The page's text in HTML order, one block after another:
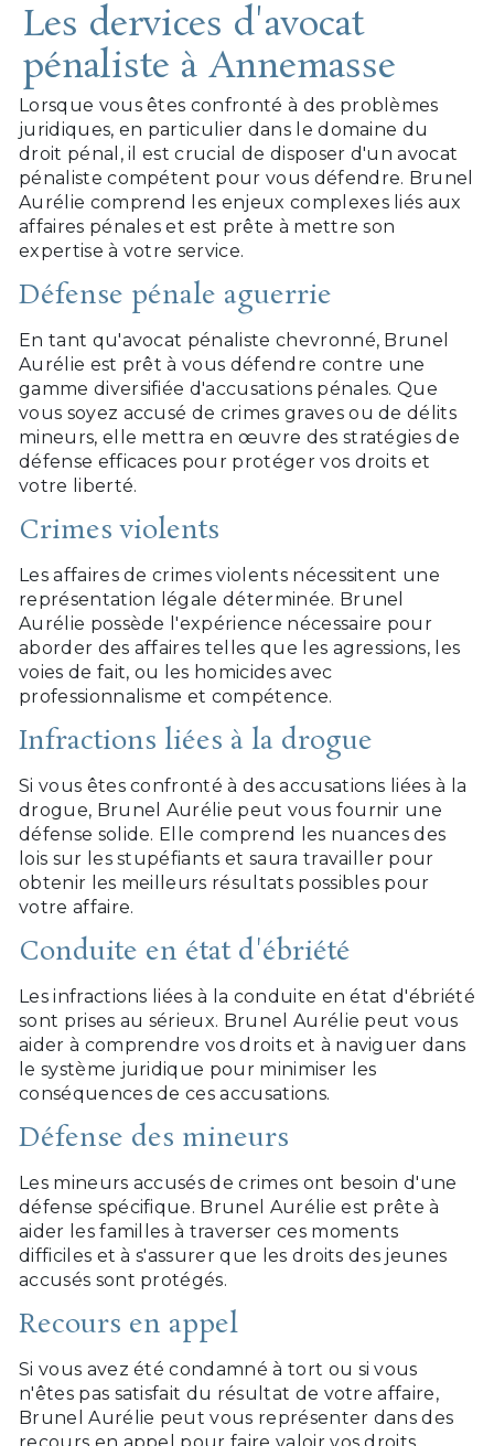
Les dervices d'avocat
pénaliste à Annemasse
Lorsque vous êtes confronté à des problèmes
juridiques, en particulier dans le domaine du
droit pénal, il est crucial de disposer d'un avocat
pénaliste compétent pour vous défendre. Brunel
Aurélie comprend les enjeux complexes liés aux
affaires pénales et est prête à mettre son
expertise à votre service.
Défense pénale aguerrie
En tant qu'avocat pénaliste chevronné, Brunel
Aurélie est prêt à vous défendre contre une
gamme diversifiée d'accusations pénales. Que
vous soyez accusé de crimes graves ou de délits
mineurs, elle mettra en œuvre des stratégies de
défense efficaces pour protéger vos droits et
votre liberté.
Crimes violents
Les affaires de crimes violents nécessitent une
représentation légale déterminée. Brunel
Aurélie possède l'expérience nécessaire pour
aborder des affaires telles que les agressions, les
voies de fait, ou les homicides avec
professionnalisme et compétence.
Infractions liées à la drogue
Si vous êtes confronté à des accusations liées à la
drogue, Brunel Aurélie peut vous fournir une
défense solide. Elle comprend les nuances des
lois sur les stupéfiants et saura travailler pour
obtenir les meilleurs résultats possibles pour
votre affaire.
Conduite en état d'ébriété
Les infractions liées à la conduite en état d'ébriété
sont prises au sérieux. Brunel Aurélie peut vous
aider à comprendre vos droits et à naviguer dans
le système juridique pour minimiser les
conséquences de ces accusations.
Défense des mineurs
Les mineurs accusés de crimes ont besoin d'une
défense spécifique. Brunel Aurélie est prête à
aider les familles à traverser ces moments
difficiles et à s'assurer que les droits des jeunes
accusés sont protégés.
Recours en appel
Si vous avez été condamné à tort ou si vous
n'êtes pas satisfait du résultat de votre affaire,
Brunel Aurélie peut vous représenter dans des